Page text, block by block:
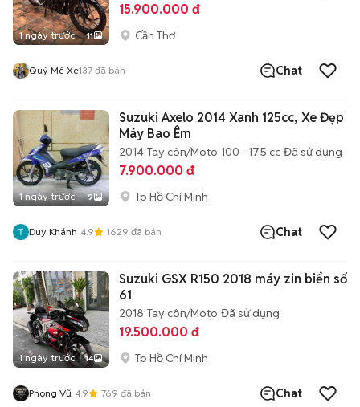
1 ngày trước 11
15.900.000 đ
Cần Thơ
Quý Mê Xe137 đã bán Chat
1 ngày trước 9
Suzuki Axelo 2014 Xanh 125cc, Xe Đẹp
Máy Bao Êm
2014 Tay côn/Moto 100 - 175 cc Đã sử dụng
7.900.000 đ
Tp Hồ Chí Minh
Duy Khánh 4.9 1629 đã bán Chat
1 ngày trước 14
Suzuki GSX R150 2018 máy zin biển số
61
2018 Tay côn/Moto Đã sử dụng
19.500.000 đ
Tp Hồ Chí Minh
Phong Vũ 4.9 769 đã bán Chat